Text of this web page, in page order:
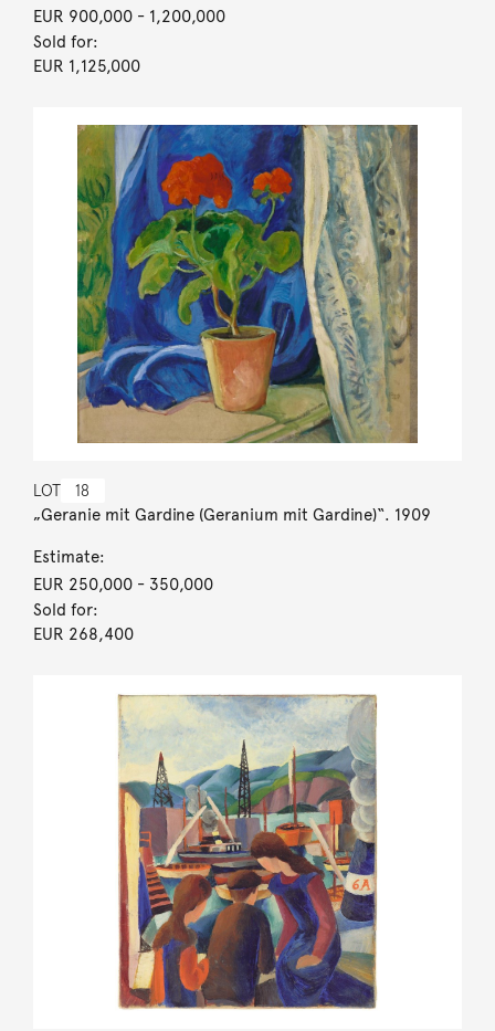
EUR 900,000- 1,200,000
Sold for:
EUR 1,125,000
LOT 18
„Geranie mit Gardine (Geranium mit Gardine)“. 1909
Estimate:
EUR 250,000- 350,000
Sold for:
EUR 268,400